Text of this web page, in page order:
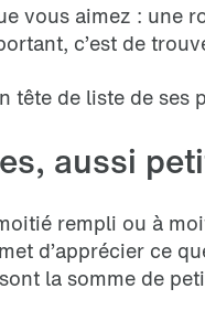
vous aimez : une
c’est de
tête de liste de ses
aussi
rempli ou à
d’apprécier ce
la somme de